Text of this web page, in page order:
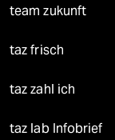
team zukunft
taz frisch
taz zahl ich
taz lab Infobrief